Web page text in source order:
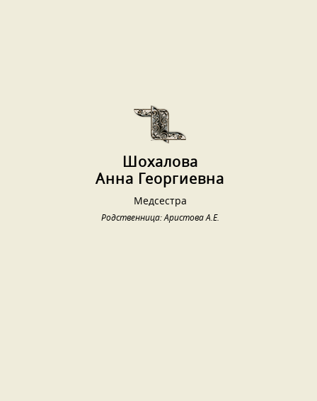
Шохалова
Анна Георгиевна
Медсестра
Родственница: Аристова А.Е.